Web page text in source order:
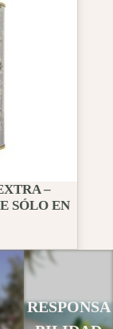
–
SÓLO EN
RESPONSA